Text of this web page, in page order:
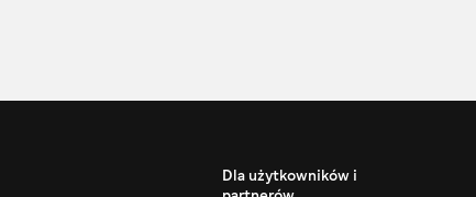
Dla użytkowników i